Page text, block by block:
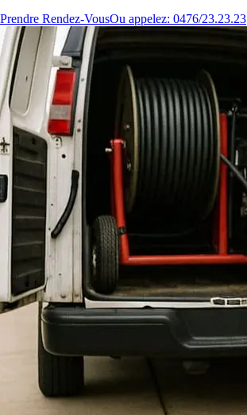
Prendre Rendez-VousOu appelez: 0476/23.23.23